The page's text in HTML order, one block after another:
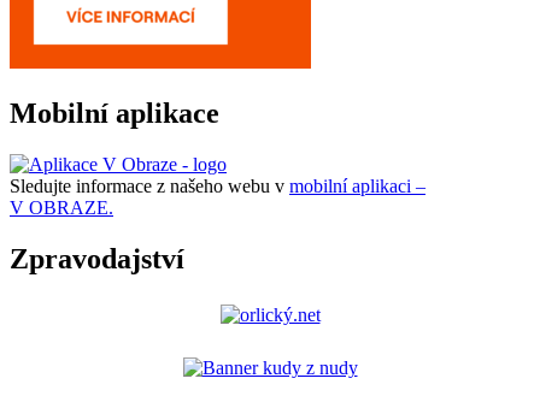
Mobilní aplikace
Sledujte informace z našeho webu v mobilní aplikaci –
V OBRAZE.
Zpravodajství